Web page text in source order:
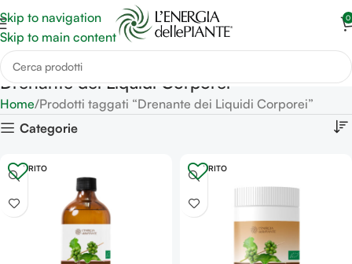
Skip to navigation
Skip to main content
0
Drenante dei Liquidi Corporei
Home Prodotti taggati “Drenante dei Liquidi Corporei”
Categorie
ESAURITO ESAURITO